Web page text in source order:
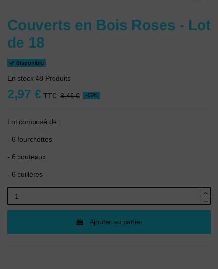
Couverts en Bois Roses - Lot
de 18
Disponible
En stock 48 Produits
2,97 € TTC 3,49 € -15%
Lot composé de :
- 6 fourchettes
- 6 couteaux
- 6 cuillères
Ajouter au panier